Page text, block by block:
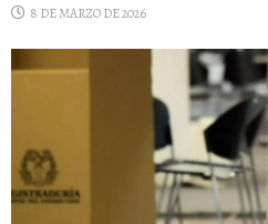
8 DE MARZO DE 2026